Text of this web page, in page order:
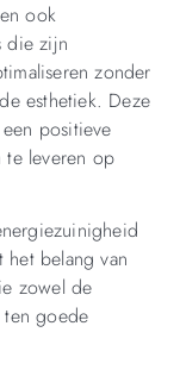
ook
die zijn
zonder
esthetiek. Deze
positieve
te leveren op
het belang van
zowel de
ten goede